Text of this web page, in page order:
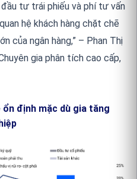
tư trái phiếu và phí tư vấn
hệ khách hàng chặt chẽ
của ngân hàng,” – Phan Thị
gia phân tích cao cấp,
định mặc dù gia tăng